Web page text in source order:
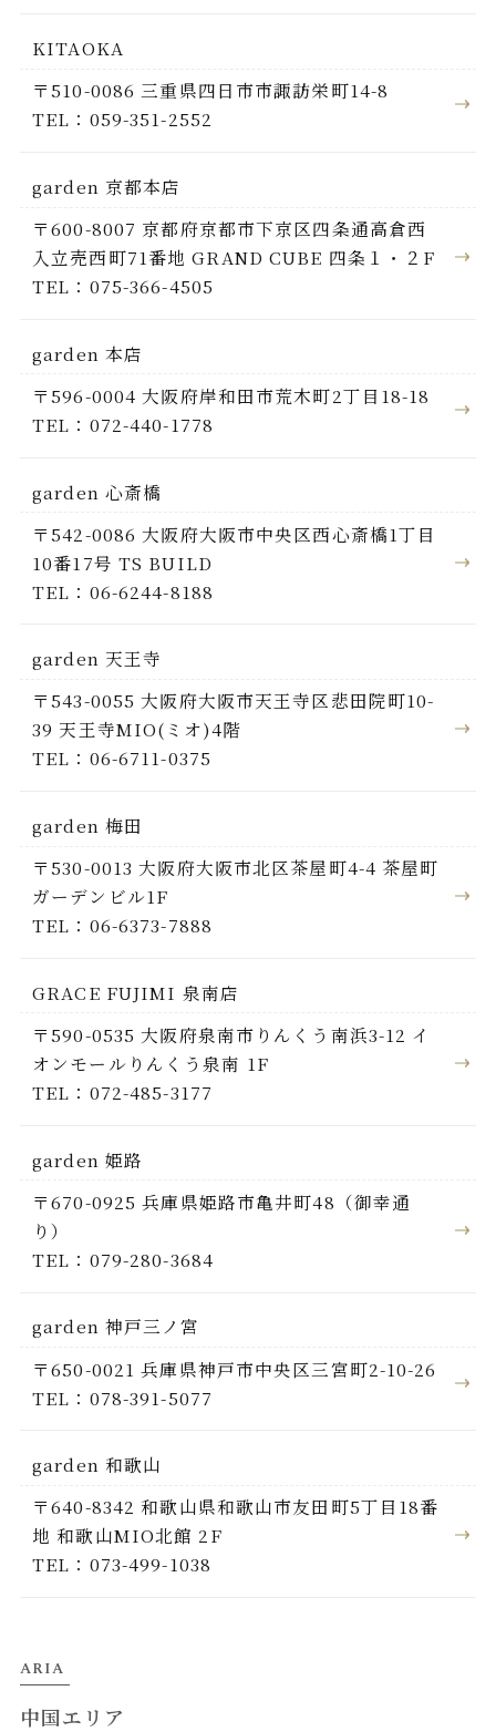
KITAOKA
〒510-0086 三重県四日市市諏訪栄町14-8
TEL：059-351-2552
garden 京都本店
〒600-8007 京都府京都市下京区四条通高倉西
入立売西町71番地 GRAND CUBE 四条１・２F
TEL：075-366-4505
garden 本店
〒596-0004 大阪府岸和田市荒木町2丁目18-18
TEL：072-440-1778
garden 心斎橋
〒542-0086 大阪府大阪市中央区西心斎橋1丁目
10番17号 TS BUILD
TEL：06-6244-8188
garden 天王寺
〒543-0055 大阪府大阪市天王寺区悲田院町10-
39 天王寺MIO(ミオ)4階
TEL：06-6711-0375
garden 梅田
〒530-0013 大阪府大阪市北区茶屋町4-4 茶屋町
ガーデンビル1F
TEL：06-6373-7888
GRACE FUJIMI 泉南店
〒590-0535 大阪府泉南市りんくう南浜3-12 イ
オンモールりんくう泉南 1F
TEL：072-485-3177
garden 姫路
〒670-0925 兵庫県姫路市亀井町48（御幸通
り）
TEL：079-280-3684
garden 神戸三ノ宮
〒650-0021 兵庫県神戸市中央区三宮町2-10-26
TEL：078-391-5077
garden 和歌山
〒640-8342 和歌山県和歌山市友田町5丁目18番
地 和歌山MIO北館 2F
TEL：073-499-1038
ARIA
中国エリア